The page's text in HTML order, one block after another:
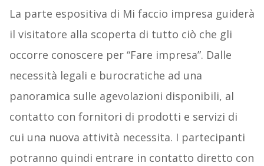
La parte espositiva di Mi faccio impresa guiderà
il visitatore alla scoperta di tutto ciò che gli
occorre conoscere per “Fare impresa”. Dalle
necessità legali e burocratiche ad una
panoramica sulle agevolazioni disponibili, al
contatto con fornitori di prodotti e servizi di
cui una nuova attività necessita. I partecipanti
potranno quindi entrare in contatto diretto con